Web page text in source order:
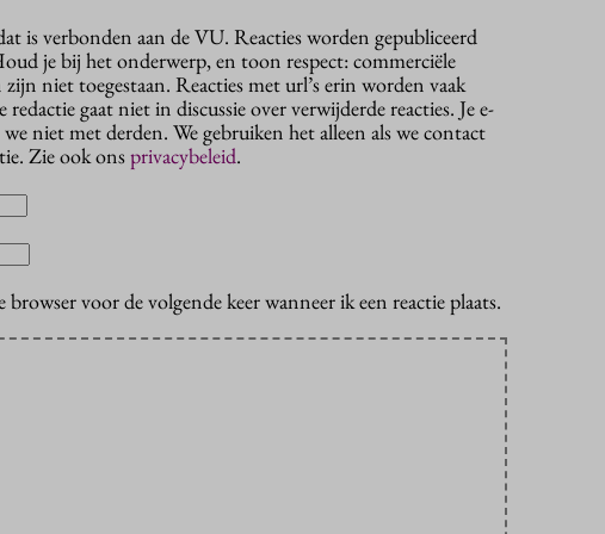
is verbonden aan de VU. Reacties worden gepubliceerd
je bij het onderwerp, en toon respect: commerciële
niet toegestaan. Reacties met url’s erin worden vaak
gaat niet in discussie over verwijderde reacties. Je e-
niet met derden. We gebruiken het alleen als we contact
Zie ook onsprivacybeleid.
voor de volgende keer wanneer ik een reactie plaats.